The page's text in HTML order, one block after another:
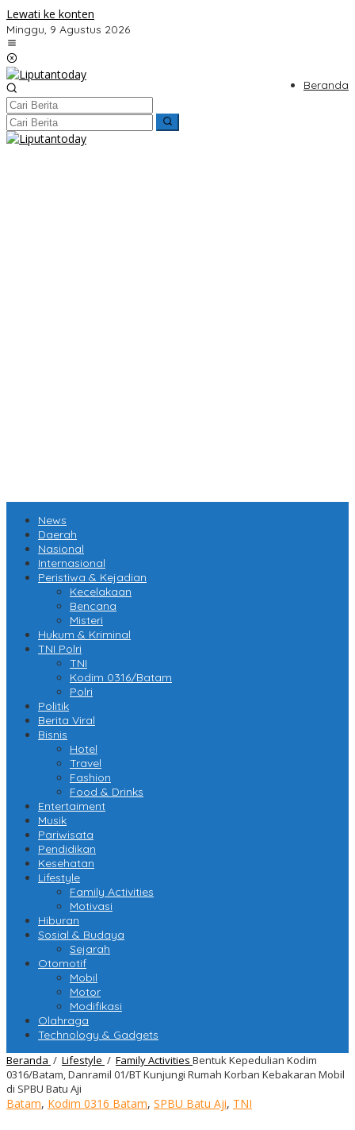
Lewati ke konten
Minggu, 9 Agustus 2026
Beranda
News
Daerah
Nasional
Internasional
Peristiwa & Kejadian
Kecelakaan
Bencana
Misteri
Hukum & Kriminal
TNI Polri
TNI
Kodim 0316/Batam
Polri
Politik
Berita Viral
Bisnis
Hotel
Travel
Fashion
Food & Drinks
Entertaiment
Musik
Pariwisata
Pendidikan
Kesehatan
Lifestyle
Family Activities
Motivasi
Hiburan
Sosial & Budaya
Sejarah
Otomotif
Mobil
Motor
Modifikasi
Olahraga
Technology & Gadgets
Beranda / Lifestyle / Family Activities Bentuk Kepedulian Kodim
0316/Batam, Danramil 01/BT Kunjungi Rumah Korban Kebakaran Mobil
di SPBU Batu Aji
Batam, Kodim 0316 Batam, SPBU Batu Aji, TNI